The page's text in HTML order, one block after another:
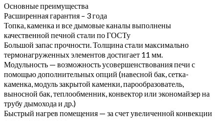
Основные преимущества
Расширенная гарантия – 3 года
Топка, каменка и все дымовые каналы выполнены
качественной печной стали по ГОСТу
Большой запас прочности. Толщина стали максимально
термонагруженных элементов достигает 11 мм.
Модульность — возможность усовершенствования печи с
помощью дополнительных опций (навесной бак, сетка-
каменка, модуль закрытой каменки, парообразователь,
выносной бак, теплообменник, конвектор или экономайзер на
трубу дымохода и др.)
Быстрый нагрев помещения — за счет увеличенной конвекции